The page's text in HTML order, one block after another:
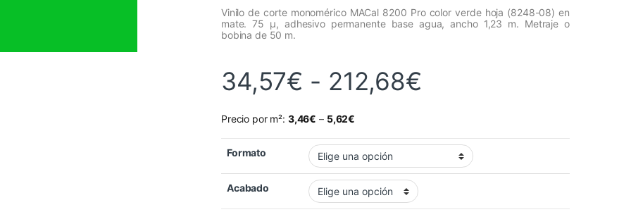
Vinilo de corte monomérico MACal 8200 Pro color verde hoja (8248-08) en
mate. 75 µ, adhesivo permanente base agua, ancho 1,23 m. Metraje o
bobina de 50 m.
34,57€ - 212,68€
Precio por m²: 3,46€ – 5,62€
Formato
Acabado